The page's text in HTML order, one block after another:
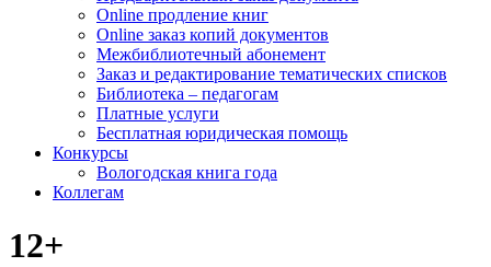
Online продление книг
Online заказ копий документов
Межбиблиотечный абонемент
Заказ и редактирование тематических списков
Библиотека – педагогам
Платные услуги
Бесплатная юридическая помощь
Конкурсы
Вологодская книга года
Коллегам
12+